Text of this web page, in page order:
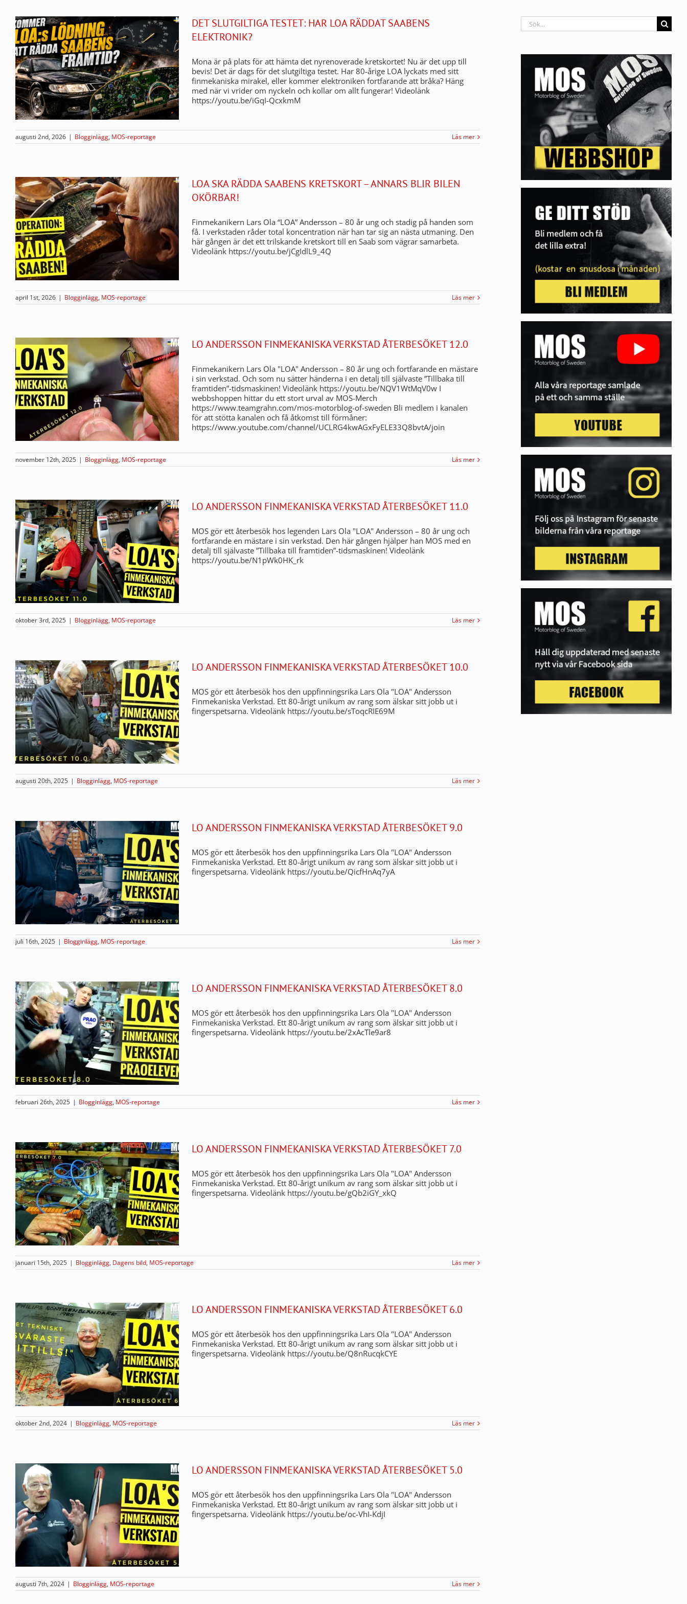
DET SLUTGILTIGA TESTET: HAR LOA RÄDDAT SAABENS
ELEKTRONIK?
Mona är på plats för att hämta det nyrenoverade kretskortet! Nu är det upp till
bevis! Det är dags för det slutgiltiga testet. Har 80-årige LOA lyckats med sitt
finmekaniska mirakel, eller kommer elektroniken fortfarande att bråka? Häng
med när vi vrider om nyckeln och kollar om allt fungerar! Videolänk
https://youtu.be/iGqI-QcxkmM
augusti 2nd, 2026 | Blogginlägg, MOS-reportage Läs mer
LOA SKA RÄDDA SAABENS KRETSKORT – ANNARS BLIR BILEN
OKÖRBAR!
Finmekanikern Lars Ola “LOA” Andersson – 80 år ung och stadig på handen som
få. I verkstaden råder total koncentration när han tar sig an nästa utmaning. Den
här gången är det ett trilskande kretskort till en Saab som vägrar samarbeta.
Videolänk https://youtu.be/jCgIdlL9_4Q
april 1st, 2026 | Blogginlägg, MOS-reportage Läs mer
LO ANDERSSON FINMEKANISKA VERKSTAD ÅTERBESÖKET 12.0
Finmekanikern Lars Ola "LOA" Andersson – 80 år ung och fortfarande en mästare
i sin verkstad. Och som nu sätter händerna i en detalj till självaste ”Tillbaka till
framtiden”-tidsmaskinen! Videolänk https://youtu.be/NQV1WtMqV0w I
webbshoppen hittar du ett stort urval av MOS-Merch
https://www.teamgrahn.com/mos-motorblog-of-sweden Bli medlem i kanalen
för att stötta kanalen och få åtkomst till förmåner:
https://www.youtube.com/channel/UCLRG4kwAGxFyELE33Q8bvtA/join
november 12th, 2025 | Blogginlägg, MOS-reportage Läs mer
LO ANDERSSON FINMEKANISKA VERKSTAD ÅTERBESÖKET 11.0
MOS gör ett återbesök hos legenden Lars Ola "LOA" Andersson – 80 år ung och
fortfarande en mästare i sin verkstad. Den här gången hjälper han MOS med en
detalj till självaste ”Tillbaka till framtiden”-tidsmaskinen! Videolänk
https://youtu.be/N1pWk0HK_rk
oktober 3rd, 2025 | Blogginlägg, MOS-reportage Läs mer
LO ANDERSSON FINMEKANISKA VERKSTAD ÅTERBESÖKET 10.0
MOS gör ett återbesök hos den uppfinningsrika Lars Ola "LOA" Andersson
Finmekaniska Verkstad. Ett 80-årigt unikum av rang som älskar sitt jobb ut i
fingerspetsarna. Videolänk https://youtu.be/sToqcRIE69M
augusti 20th, 2025 | Blogginlägg, MOS-reportage Läs mer
LO ANDERSSON FINMEKANISKA VERKSTAD ÅTERBESÖKET 9.0
MOS gör ett återbesök hos den uppfinningsrika Lars Ola "LOA" Andersson
Finmekaniska Verkstad. Ett 80-årigt unikum av rang som älskar sitt jobb ut i
fingerspetsarna. Videolänk https://youtu.be/QicfHnAq7yA
juli 16th, 2025 | Blogginlägg, MOS-reportage Läs mer
LO ANDERSSON FINMEKANISKA VERKSTAD ÅTERBESÖKET 8.0
MOS gör ett återbesök hos den uppfinningsrika Lars Ola "LOA" Andersson
Finmekaniska Verkstad. Ett 80-årigt unikum av rang som älskar sitt jobb ut i
fingerspetsarna. Videolänk https://youtu.be/2xAcTle9ar8
februari 26th, 2025 | Blogginlägg, MOS-reportage Läs mer
LO ANDERSSON FINMEKANISKA VERKSTAD ÅTERBESÖKET 7.0
MOS gör ett återbesök hos den uppfinningsrika Lars Ola "LOA" Andersson
Finmekaniska Verkstad. Ett 80-årigt unikum av rang som älskar sitt jobb ut i
fingerspetsarna. Videolänk https://youtu.be/gQb2iGY_xkQ
januari 15th, 2025 | Blogginlägg, Dagens bild, MOS-reportage Läs mer
LO ANDERSSON FINMEKANISKA VERKSTAD ÅTERBESÖKET 6.0
MOS gör ett återbesök hos den uppfinningsrika Lars Ola "LOA" Andersson
Finmekaniska Verkstad. Ett 80-årigt unikum av rang som älskar sitt jobb ut i
fingerspetsarna. Videolänk https://youtu.be/Q8nRucqkCYE
oktober 2nd, 2024 | Blogginlägg, MOS-reportage Läs mer
LO ANDERSSON FINMEKANISKA VERKSTAD ÅTERBESÖKET 5.0
MOS gör ett återbesök hos den uppfinningsrika Lars Ola "LOA" Andersson
Finmekaniska Verkstad. Ett 80-årigt unikum av rang som älskar sitt jobb ut i
fingerspetsarna. Videolänk https://youtu.be/oc-VhI-KdjI
augusti 7th, 2024 | Blogginlägg, MOS-reportage Läs mer
Sök
efter: